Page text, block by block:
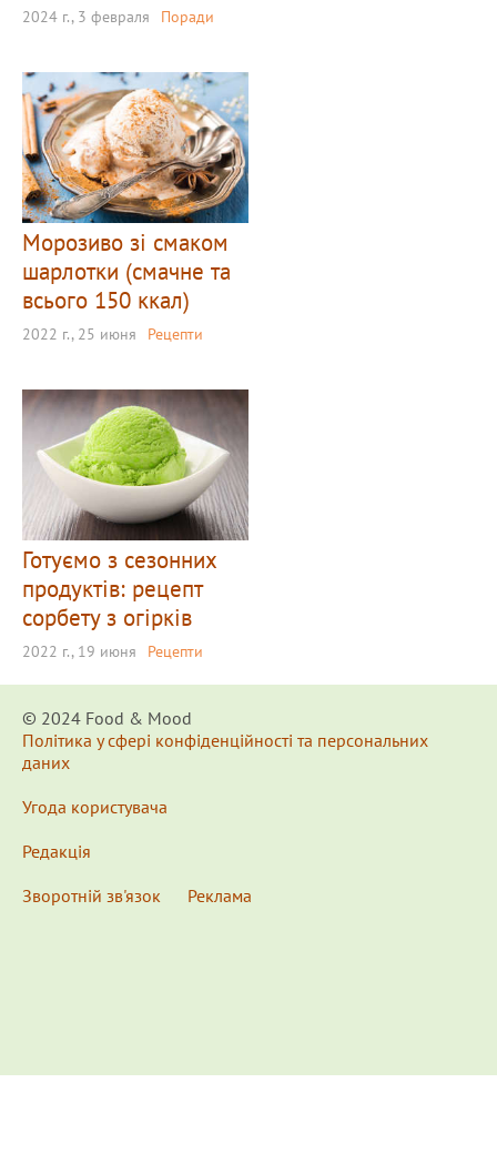
2024 г., 3 февраля Поради
Морозиво зі смаком
шарлотки (смачне та
всього 150 ккал)
2022 г., 25 июня Рецепти
Готуємо з сезонних
продуктів: рецепт
сорбету з огірків
2022 г., 19 июня Рецепти
© 2024 Food & Мood
Політика у сфері конфіденційності та персональних
даних
Угода користувача
Редакція
Зворотній зв'язок
Реклама